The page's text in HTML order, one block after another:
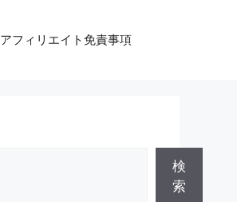
アフィリエイト免責事項
検
索